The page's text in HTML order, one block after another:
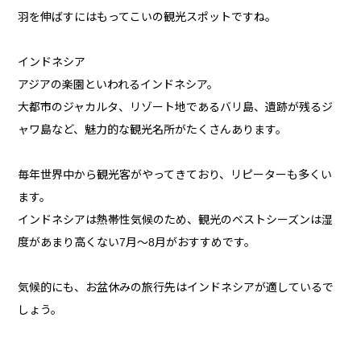
羽を伸ばすにはもってこいの観光スポットですね。
インドネシア
アジアの楽園といわれるインドネシア。
大都市のジャカルタ、リゾート地であるバリ島、遺跡が残るジ
ャワ島など、魅力的な観光名所がたくさんあります。
毎年世界中から観光客がやってきており、リピーターも多くい
ます。
インドネシアは熱帯性気候のため、観光のベストシーズンは湿
度があまり高くない7月～8月がおすすめです。
気候的にも、お盆休みの旅行先はインドネシアが適しているで
しょう。